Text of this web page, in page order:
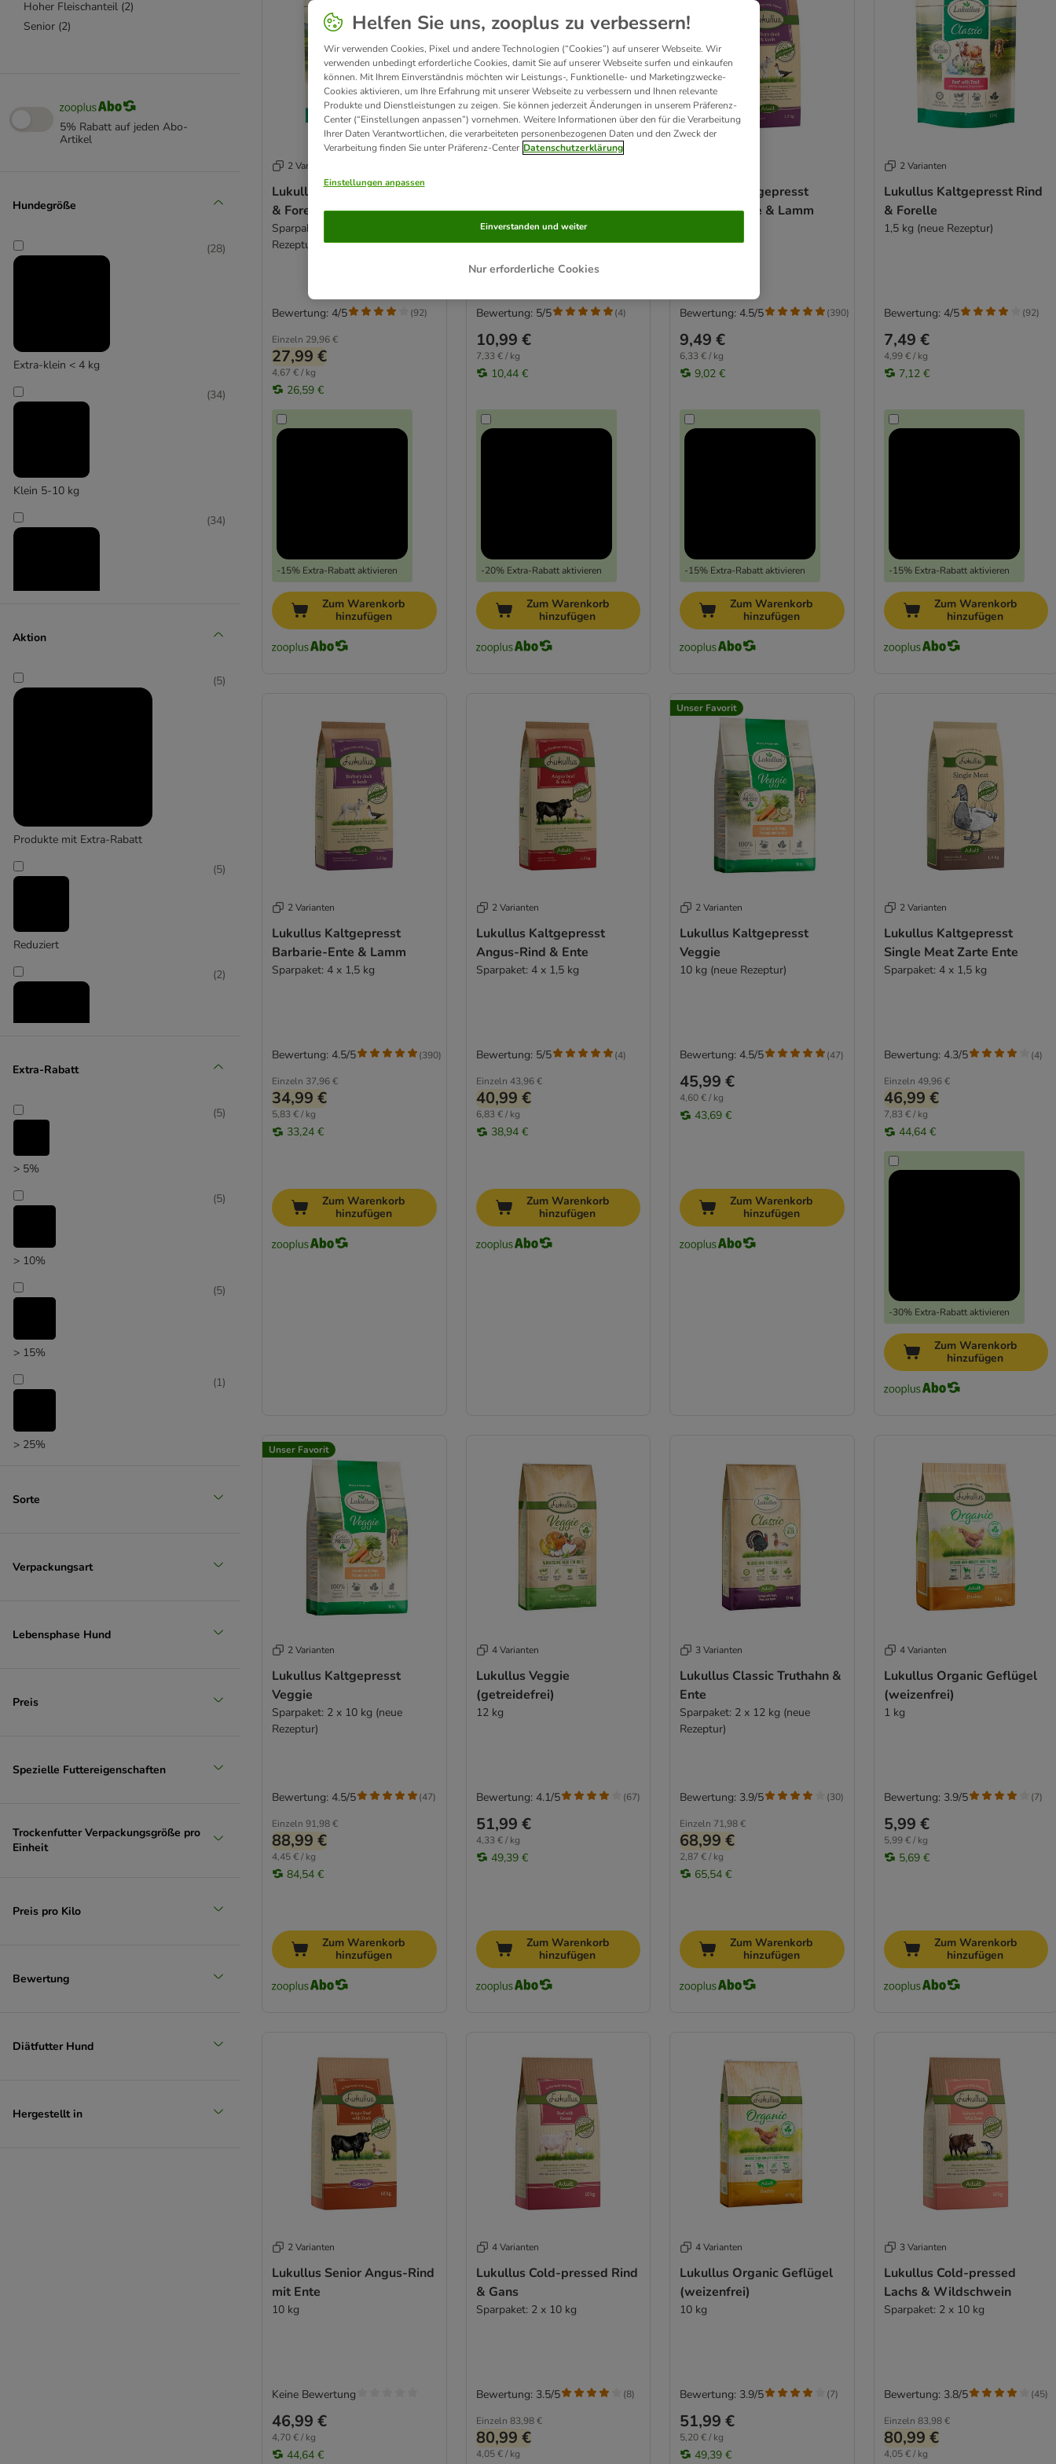
Hoher Fleischanteil (2)
Senior (2)
5% Rabatt auf jeden Abo-
Artikel
Hundegröße
Extra-klein < 4 kg
(28)
Klein 5-10 kg
(34)
(34)
Aktion
Produkte mit Extra-Rabatt
(5)
Reduziert
(5)
Unser Favorit
(2)
Extra-Rabatt
> 5%
(5)
> 10%
(5)
> 15%
(5)
> 25%
(1)
Sorte
Verpackungsart
Lebensphase Hund
Preis
Spezielle Futtereigenschaften
Trockenfutter Verpackungsgröße pro
Einheit
Preis pro Kilo
Bewertung
Diätfutter Hund
Hergestellt in
2 Varianten
Lukullus Kaltgepresst Rind
& Forelle
Sparpaket: 4 x 1,5 kg (neue
Rezeptur)
Einzeln 29,96 €
27,99 €
4,67 € / kg
26,59 €
-15% Extra-Rabatt aktivieren
Bewertung: 4/5 (92)
Zum Warenkorb
hinzufügen
Angus-Rind & Ente
1,5 kg
10,99 €
7,33 € / kg
10,44 €
-20% Extra-Rabatt aktivieren
Bewertung: 5/5 (4)
Zum Warenkorb
hinzufügen
Lukullus Kaltgepresst
Barbarie-Ente & Lamm
9,49 €
6,33 € / kg
9,02 €
-15% Extra-Rabatt aktivieren
Bewertung: 4.5/5 (390)
Zum Warenkorb
hinzufügen
2 Varianten
Lukullus Kaltgepresst Rind
& Forelle
1,5 kg (neue Rezeptur)
7,49 €
4,99 € / kg
7,12 €
-15% Extra-Rabatt aktivieren
Bewertung: 4/5 (92)
Zum Warenkorb
hinzufügen
2 Varianten
Lukullus Kaltgepresst
Barbarie-Ente & Lamm
Sparpaket: 4 x 1,5 kg
Einzeln 37,96 €
34,99 €
5,83 € / kg
33,24 €
Bewertung: 4.5/5 (390)
Zum Warenkorb
hinzufügen
2 Varianten
Lukullus Kaltgepresst
Angus-Rind & Ente
Sparpaket: 4 x 1,5 kg
Einzeln 43,96 €
40,99 €
6,83 € / kg
38,94 €
Bewertung: 5/5 (4)
Zum Warenkorb
hinzufügen
Unser Favorit
2 Varianten
Lukullus Kaltgepresst
Veggie
10 kg (neue Rezeptur)
45,99 €
4,60 € / kg
43,69 €
Bewertung: 4.5/5 (47)
Zum Warenkorb
hinzufügen
2 Varianten
Lukullus Kaltgepresst
Single Meat Zarte Ente
Sparpaket: 4 x 1,5 kg
Einzeln 49,96 €
46,99 €
7,83 € / kg
44,64 €
-30% Extra-Rabatt aktivieren
Bewertung: 4.3/5 (4)
Zum Warenkorb
hinzufügen
Unser Favorit
2 Varianten
Lukullus Kaltgepresst
Veggie
Sparpaket: 2 x 10 kg (neue
Rezeptur)
Einzeln 91,98 €
88,99 €
4,45 € / kg
84,54 €
Bewertung: 4.5/5 (47)
Zum Warenkorb
hinzufügen
4 Varianten
Lukullus Veggie
(getreidefrei)
12 kg
51,99 €
4,33 € / kg
49,39 €
Bewertung: 4.1/5 (67)
Zum Warenkorb
hinzufügen
3 Varianten
Lukullus Classic Truthahn &
Ente
Sparpaket: 2 x 12 kg (neue
Rezeptur)
Einzeln 71,98 €
68,99 €
2,87 € / kg
65,54 €
Bewertung: 3.9/5 (30)
Zum Warenkorb
hinzufügen
4 Varianten
Lukullus Organic Geflügel
(weizenfrei)
1 kg
5,99 €
5,99 € / kg
5,69 €
Bewertung: 3.9/5 (7)
Zum Warenkorb
hinzufügen
2 Varianten
Lukullus Senior Angus-Rind
mit Ente
10 kg
46,99 €
4,70 € / kg
44,64 €
Keine Bewertung
4 Varianten
Lukullus Cold-pressed Rind
& Gans
Sparpaket: 2 x 10 kg
Einzeln 83,98 €
80,99 €
4,05 € / kg
Bewertung: 3.5/5 (8)
4 Varianten
Lukullus Organic Geflügel
(weizenfrei)
10 kg
51,99 €
5,20 € / kg
49,39 €
Bewertung: 3.9/5 (7)
3 Varianten
Lukullus Cold-pressed
Lachs & Wildschwein
Sparpaket: 2 x 10 kg
Einzeln 83,98 €
80,99 €
4,05 € / kg
Bewertung: 3.8/5 (45)
Helfen Sie uns, zooplus zu verbessern!
Wir verwenden Cookies, Pixel und andere Technologien (“Cookies”) auf unserer Webseite. Wir
verwenden unbedingt erforderliche Cookies, damit Sie auf unserer Webseite surfen und einkaufen
können. Mit Ihrem Einverständnis möchten wir Leistungs-, Funktionelle- und Marketingzwecke-
Cookies aktivieren, um Ihre Erfahrung mit unserer Webseite zu verbessern und Ihnen relevante
Produkte und Dienstleistungen zu zeigen. Sie können jederzeit Änderungen in unserem Präferenz-
Center (“Einstellungen anpassen”) vornehmen. Weitere Informationen über den für die Verarbeitung
Ihrer Daten Verantwortlichen, die verarbeiteten personenbezogenen Daten und den Zweck der
Verarbeitung finden Sie unter Präferenz-Center Datenschutzerklärung
Einstellungen anpassen
Nur erforderliche Cookies
Einverstanden und weiter